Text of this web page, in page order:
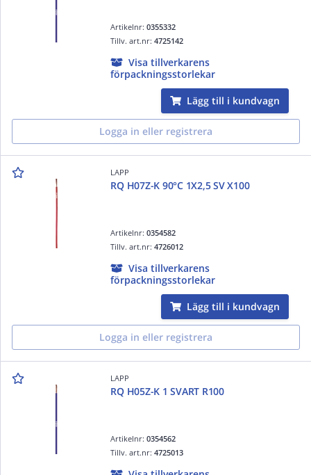
Artikelnr:0355332
Tillv. art.nr:4725142
Visa tillverkarens
förpackningsstorlekar
Lägg till i kundvagn
Logga in eller registrera
LAPP
RQ H07Z-K 90°C 1X2,5 SV X100
Artikelnr:0354582
Tillv. art.nr:4726012
Visa tillverkarens
förpackningsstorlekar
Lägg till i kundvagn
Logga in eller registrera
LAPP
RQ H05Z-K 1 SVART R100
Artikelnr:0354562
Tillv. art.nr:4725013